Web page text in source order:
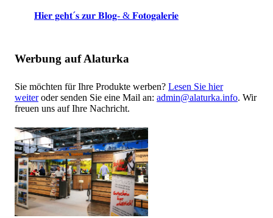
𝐇𝐢𝐞𝐫 𝐠𝐞𝐡𝐭´𝐬 𝐳𝐮𝐫 𝐁𝐥𝐨𝐠- & 𝐅𝐨𝐭𝐨𝐠𝐚𝐥𝐞𝐫𝐢𝐞
Werbung auf Alaturka
Sie möchten für Ihre Produkte werben? Lesen Sie hier
weiteroder senden Sie eine Mail an: admin@alaturka.info. Wir
freuen uns auf Ihre Nachricht.